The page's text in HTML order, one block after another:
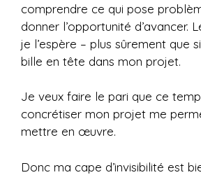
comprendre ce qui pose
donner l’opportunité d’avancer.
je l’espère – plus sûrement que
bille en tête dans mon projet.
Je veux faire le pari que ce
concrétiser mon projet me
mettre en œuvre.
Donc ma cape d’invisibilité est